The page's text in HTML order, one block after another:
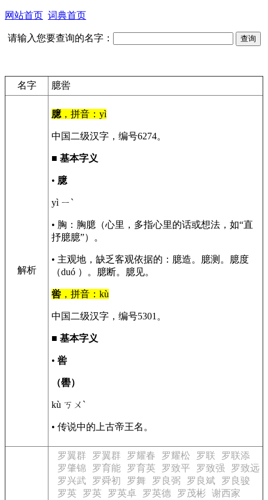
网站首页 词典首页
请输入您要查询的名字：
名字 臆喾
解析
臆 ，拼音：yì
中国二级汉字，编号6274。
■ 基本字义
• 臆
yì ㄧˋ
• 胸：胸臆（心里，多指心里的话或想法，如“直
抒臆臆”）。
• 主观地，缺乏客观依据的：臆造。臆测。臆度
（duó ）。臆断。臆见。
喾 ，拼音：kù
中国二级汉字，编号5301。
■ 基本字义
• 喾
（嚳）
kù ㄎㄨˋ
• 传说中的上古帝王名。
罗翼群 罗翼群 罗耀春 罗耀松 罗联
罗联添
罗肇锦
罗育能 罗育英 罗致平 罗致强
罗致远
罗兴武
罗舜初 罗舞 罗良弼 罗良斌
罗良骏
罗英
罗英 罗英卓 罗英德 罗茂彬 谢西家